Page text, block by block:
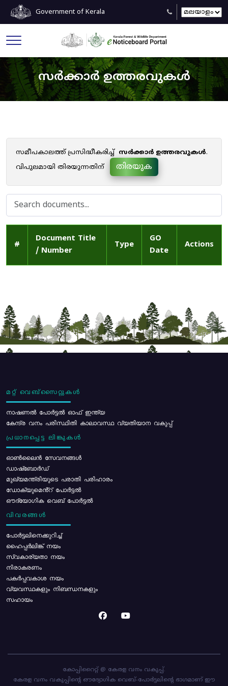
Government of Kerala
സർക്കാർ ഉത്തരവുകൾ
സമീപകാലത്ത് പ്രസിദ്ധീകരിച്ച് സർക്കാർ ഉത്തരവുകൾ.
വിപുലമായി തിരയുന്നതിന്
തിരയുക
#
Document Title
/ Number
Type
GO
Date
Actions
മറ്റ് വെബ്സൈറ്റുകൾ
നാഷണൽ പോർട്ടൽ ഓഫ് ഇന്ത്യ
കേന്ദ്ര വനം പരിസ്ഥിതി കാലാവസ്ഥ വ്യതിയാന വകുപ്പ്
പ്രധാനപ്പെട്ട ലിങ്കുകൾ
ഓൺലൈൻ സേവനങ്ങൾ
ഡാഷ്ബോർഡ്
മുഖ്യമന്ത്രിയുടെ പരാതി പരിഹാരം
ഡോക്യുമെൻ്റ് പോർട്ടൽ
ഔദ്യോഗിക വെബ് പോർട്ടൽ
വിവരങ്ങൾ
പോര്‍ട്ടലിനെക്കുറിച്ച്
ഹൈപ്പർലിങ്ക് നയം
സ്വകാര്യതാ നയം
നിരാകരണം
പകർപ്പവകാശ നയം
വ്യവസ്ഥകളും നിബന്ധനകളും
സഹായം
കോപ്പിറൈറ്റ് @ കേരള വനം വകുപ്പ്.
കേരള വനം വകുപ്പിന്റെ ഔദ്യോഗിക വെബ്-പോർട്ടലിന്റെ ഭാഗമാണ് ഈ